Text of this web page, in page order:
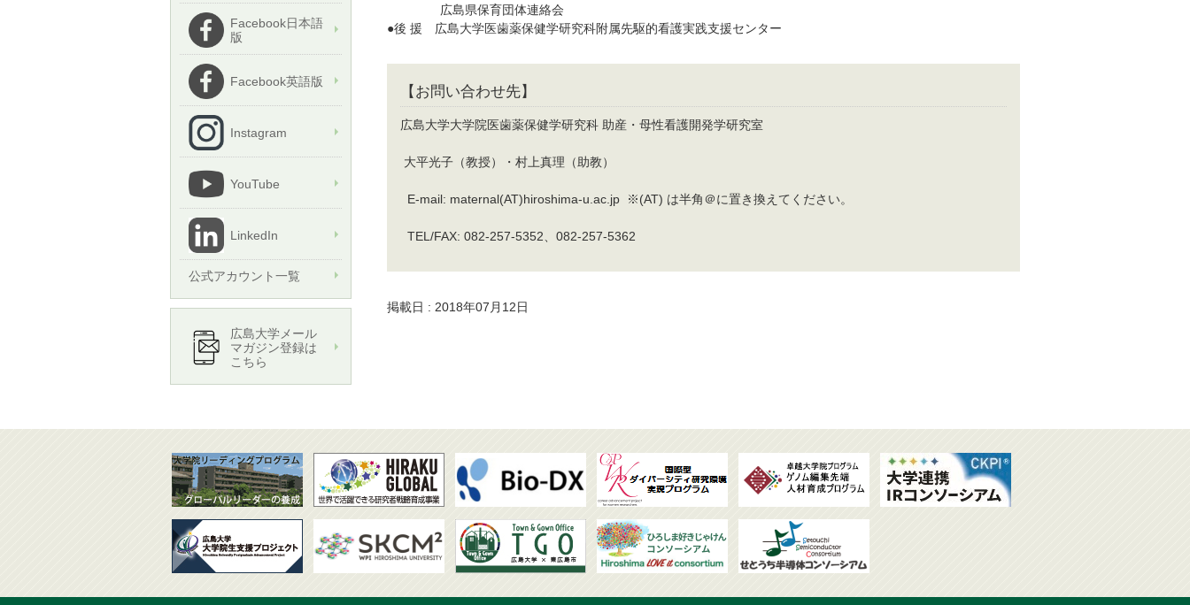
広島県保育団体連絡会
●後 援 広島大学医歯薬保健学研究科附属先駆的看護実践支援センター
【お問い合わせ先】
広島大学大学院医歯薬保健学研究科 助産・母性看護開発学研究室
大平光子（教授）・村上真理（助教）
E-mail: maternal(AT)hiroshima-u.ac.jp ※(AT) は半角＠に置き換えてください。
TEL/FAX: 082-257-5352、082-257-5362
掲載日 : 2018年07月12日
Facebook日本語
版
Facebook英語版
Instagram
YouTube
LinkedIn
公式アカウント一覧
広島大学メール
マガジン登録は
こちら